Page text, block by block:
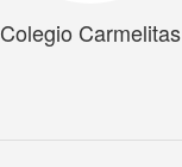
Colegio Carmelitas